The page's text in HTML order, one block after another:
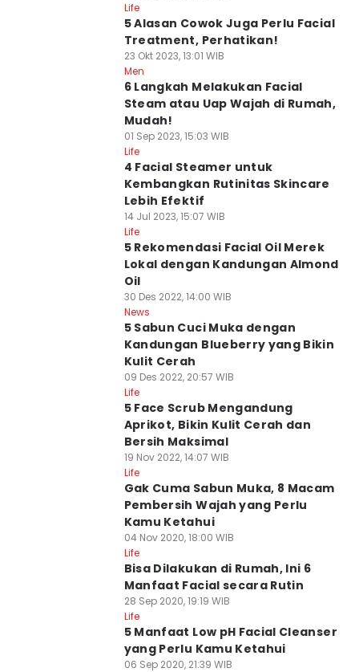
Life
5 Alasan Cowok Juga Perlu Facial
Treatment, Perhatikan!
23 Okt 2023, 13:01 WIB
Men
6 Langkah Melakukan Facial
Steam atau Uap Wajah di Rumah,
Mudah!
01 Sep 2023, 15:03 WIB
Life
4 Facial Steamer untuk
Kembangkan Rutinitas Skincare
Lebih Efektif
14 Jul 2023, 15:07 WIB
Life
5 Rekomendasi Facial Oil Merek
Lokal dengan Kandungan Almond
Oil
30 Des 2022, 14:00 WIB
News
5 Sabun Cuci Muka dengan
Kandungan Blueberry yang Bikin
Kulit Cerah
09 Des 2022, 20:57 WIB
Life
5 Face Scrub Mengandung
Aprikot, Bikin Kulit Cerah dan
Bersih Maksimal
19 Nov 2022, 14:07 WIB
Life
Gak Cuma Sabun Muka, 8 Macam
Pembersih Wajah yang Perlu
Kamu Ketahui
04 Nov 2020, 18:00 WIB
Life
Bisa Dilakukan di Rumah, Ini 6
Manfaat Facial secara Rutin
28 Sep 2020, 19:19 WIB
Life
5 Manfaat Low pH Facial Cleanser
yang Perlu Kamu Ketahui
06 Sep 2020, 21:39 WIB